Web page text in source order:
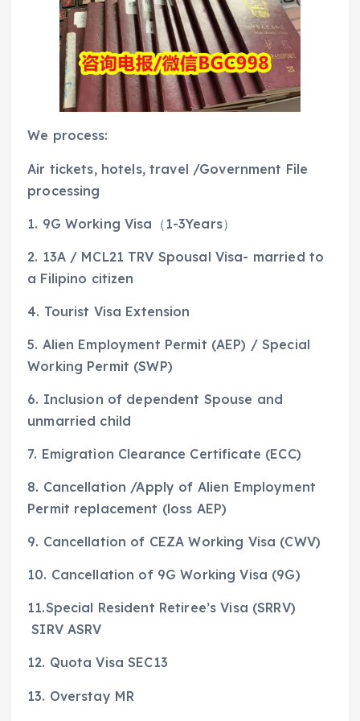
We process:
Air tickets, hotels, travel /Government File
processing
1. 9G Working Visa（1-3Years）
2. 13A / MCL21 TRV Spousal Visa- married to
a Filipino citizen
4. Tourist Visa Extension
5. Alien Employment Permit (AEP) / Special
Working Permit (SWP)
6. Inclusion of dependent Spouse and
unmarried child
7. Emigration Clearance Certificate (ECC)
8. Cancellation /Apply of Alien Employment
Permit replacement (loss AEP)
9. Cancellation of CEZA Working Visa (CWV)
10. Cancellation of 9G Working Visa (9G)
11.Special Resident Retiree’s Visa (SRRV)
SIRV ASRV
12. Quota Visa SEC13
13. Overstay MR